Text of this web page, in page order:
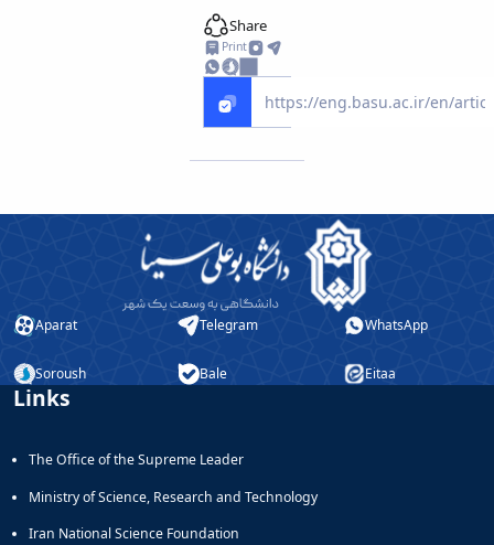
Share
Print
Aparat Telegram WhatsApp
Soroush Bale Eitaa
Links
The Office of the Supreme Leader
Ministry of Science, Research and Technology
Iran National Science Foundation